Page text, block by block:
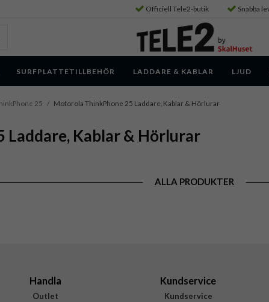
Officiell Tele2-butik Snabba
SURFPLATTETILLBEHÖR LADDARE & KABLAR LJUD
25 / Motorola ThinkPhone 25 Laddare, Kablar & Hörlurar
Laddare, Kablar & Hörlurar
ALLA PRODUKTER
Handla
Outlet
Kundservice
Kundservice